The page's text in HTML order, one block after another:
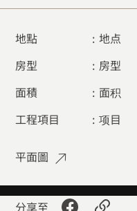
地點 : 地点
房型
: 房型
面積
: 面积
工程項目
: 项目
平面圖
分享至